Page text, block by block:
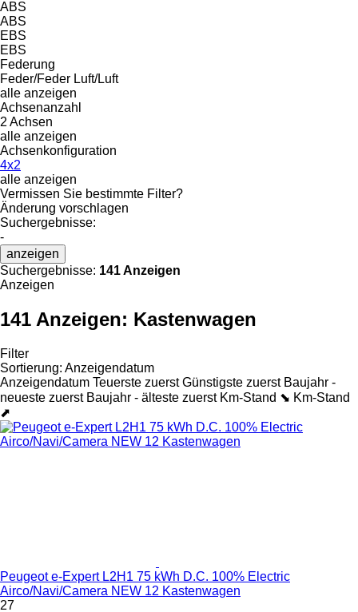
ABS
ABS
EBS
EBS
Federung
Feder/Feder Luft/Luft
alle anzeigen
Achsenanzahl
2 Achsen
alle anzeigen
Achsenkonfiguration
4x2
alle anzeigen
Vermissen Sie bestimmte Filter?
Änderung vorschlagen
Suchergebnisse:
-
anzeigen
Suchergebnisse: 141 Anzeigen
Anzeigen
141 Anzeigen: Kastenwagen
Filter
Sortierung: Anzeigendatum
Anzeigendatum Teuerste zuerst Günstigste zuerst Baujahr -
neueste zuerst Baujahr - älteste zuerst Km-Stand ⬊ Km-Stand
⬈
Peugeot e-Expert L2H1 75 kWh D.C. 100% Electric
Airco/Navi/Camera NEW 12 Kastenwagen
27